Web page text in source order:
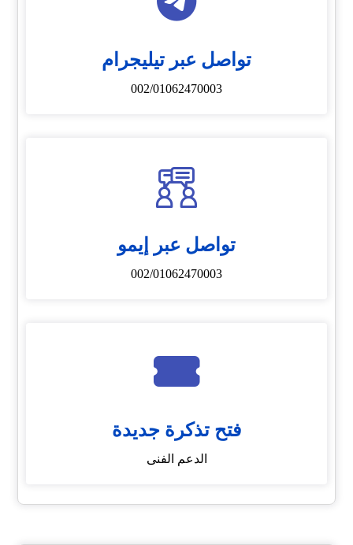
تواصل عبر تيليجرام
002/01062470003
تواصل عبر إيمو
002/01062470003
فتح تذكرة جديدة
الدعم الفنى